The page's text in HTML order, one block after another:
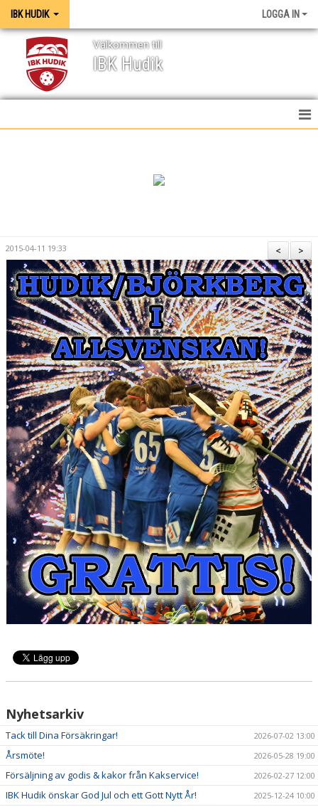
IBK HUDIK LOGGA IN
IBK Hudik
Välkommen till
MEDIA / GRAFISK PROFIL
KALENDER
DOKUMENT
OM KLUBBEN
MEDLEMSINFORMATION
FÖRSÄKRING
BILJETTINFORMATION
MATCHER
BILDER
IBIS INLOGGNING
HALLBOKNING
SPONSORER
>
<
2015-04-11 19:33
Nyhetsarkiv
Tack till Dina Försäkringar! 2026-07-02 13:00
Årsmöte! 2026-05-28 19:00
Försäljning av godis & kakor från Kakservice! 2026-02-27 12:00
IBK Hudik önskar God Jul och ett Gott Nytt År! 2025-12-24 10:00